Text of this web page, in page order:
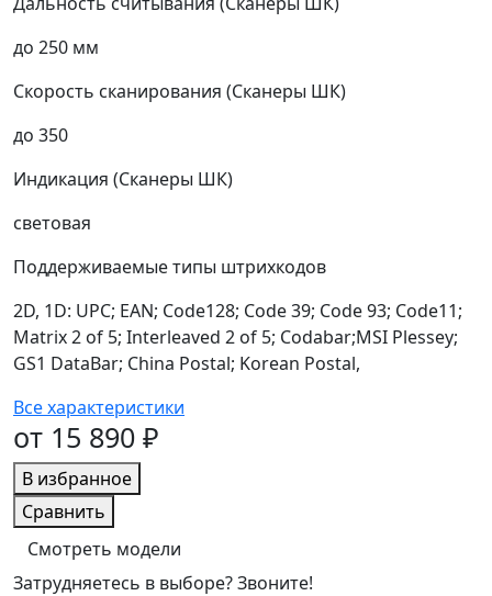
до 250 мм
Скорость сканирования (Сканеры ШК)
до 350
Индикация (Сканеры ШК)
световая
Поддерживаемые типы штрихкодов
2D, 1D: UPC; EAN; Code128; Code 39; Code 93; Code11;
Matrix 2 of 5; Interleaved 2 of 5; Codabar;MSI Plessey;
GS1 DataBar; China Postal; Korean Postal,
Все характеристики
от 15 890 ₽
В избранное
Сравнить
Смотреть модели
Затрудняетесь в выборе? Звоните!